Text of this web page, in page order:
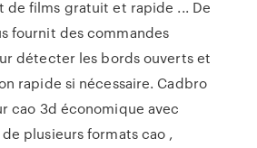
de films gratuit et rapide ... De
fournit des commandes
détecter les bords ouverts et
rapide si nécessaire. Cadbro
cao 3d économique avec
plusieurs formats cao ,